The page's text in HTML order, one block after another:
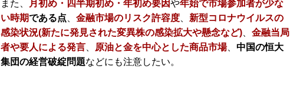
また、
月初め・四半期初め・年初め要因や年始で市場参加者が少な
い時期である点 金融市場のリスク許容度
新型コロナウイルスの
感染状況(新たに発見された変異株の感染拡大や懸念など)
金融当局
者や要人による発言
原油と金を中心とした商品市場、 中国の恒大
集団の経営破綻問題などにも注意したい。